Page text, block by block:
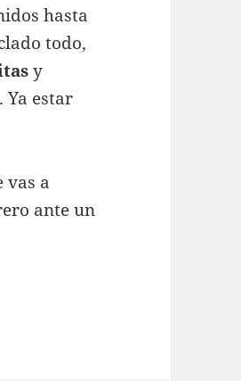
hasta
todo,
y
. Ya estar
vas a
ante un